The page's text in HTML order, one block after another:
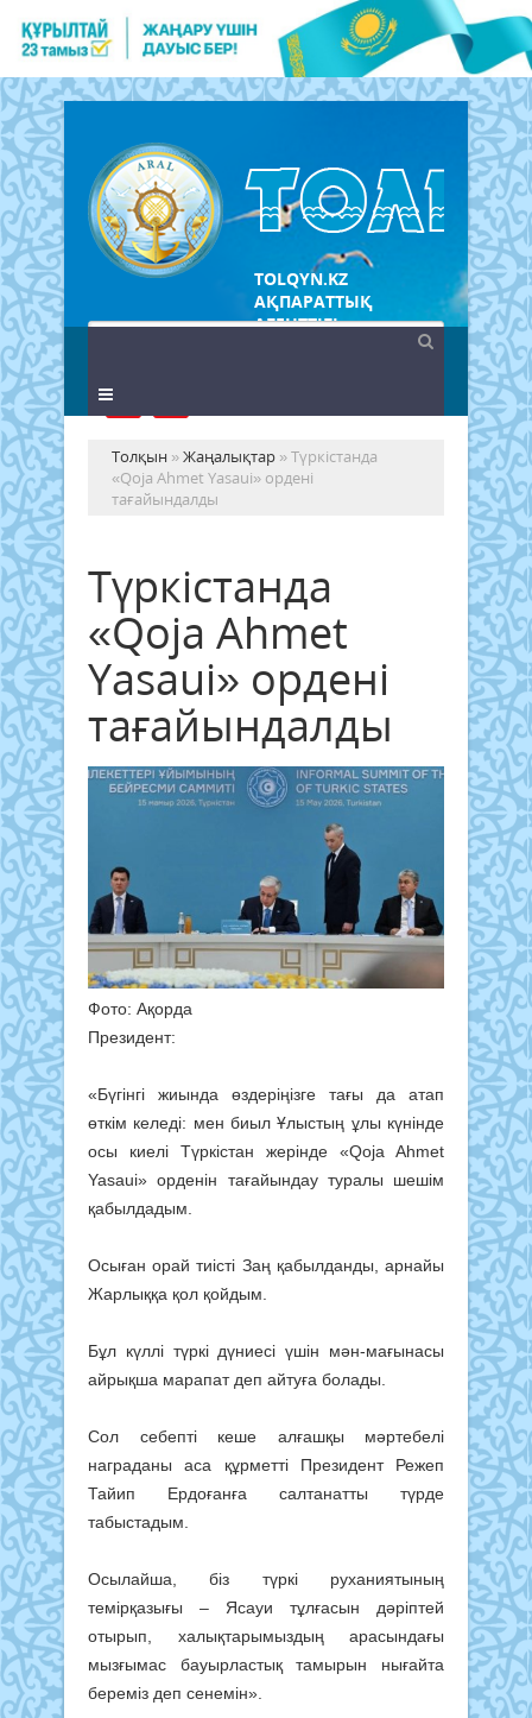
TOLQYN.KZ
АҚПАРАТТЫҚ
АГЕНТТІГІ
Толқын »Жаңалықтар » Түркістанда
«Qoja Ahmet Yasaui» ордені
тағайындалды
Түркістанда
«Qoja Ahmet
Yasaui» ордені
тағайындалды
Фото: Ақорда
Президент:
«Бүгінгі жиында өздеріңізге тағы да атап
өткім келеді: мен биыл Ұлыстың ұлы күнінде
осы киелі Түркістан жерінде «Qoja Ahmet
Yasaui» орденін тағайындау туралы шешім
қабылдадым.
Осыған орай тиісті Заң қабылданды, арнайы
Жарлыққа қол қойдым.
Бұл күллі түркі дүниесі үшін мән-мағынасы
айрықша марапат деп айтуға болады.
Сол себепті кеше алғашқы мәртебелі
награданы аса құрметті Президент Режеп
Тайип Ердоғанға салтанатты түрде
табыстадым.
Осылайша, біз түркі руханиятының
темірқазығы – Ясауи тұлғасын дәріптей
отырып, халықтарымыздың арасындағы
мызғымас бауырластық тамырын нығайта
береміз деп сенемін».